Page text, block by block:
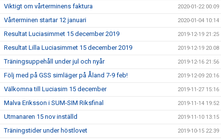
Viktigt om vårterminens faktura 2020-01-22 00:09
Vårterminen startar 12 januari 2020-01-04 10:14
Resultat Luciasimmet 15 december 2019 2019-12-19 21:25
Resultat Lilla Luciasimmet 15 december 2019 2019-12-19 20:08
Träningsuppehåll under jul och nyår 2019-12-16 21:56
Följ med på GSS simläger på Åland 7-9 feb! 2019-12-09 20:16
Välkomna till Luciasim 15 december 2019-11-27 15:16
Malva Eriksson i SUM-SIM Riksfinal 2019-11-14 19:52
Utmanaren 15 nov inställd 2019-11-10 13:15
Träningstider under höstlovet 2019-10-15 22:39